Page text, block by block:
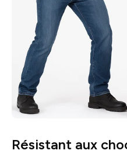
Résistant aux